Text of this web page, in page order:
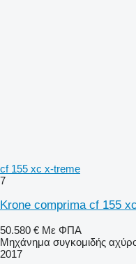
cf 155 xc x-treme
7
Krone comprima cf 155
50.580 € Με ΦΠΑ
Μηχάνημα συγκομιδής
2017